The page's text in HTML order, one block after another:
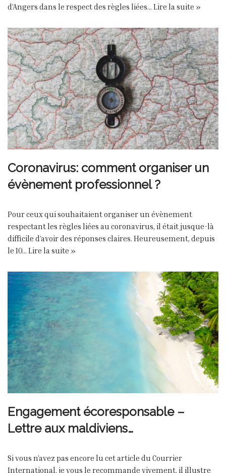
d’Angers dans le respect des règles liées… Lire la suite »
Coronavirus: comment organiser un
évènement professionnel ?
Pour ceux qui souhaitaient organiser un évènement
respectant les règles liées au coronavirus, il était jusque-là
difficile d’avoir des réponses claires. Heureusement, depuis
le 10… Lire la suite »
Engagement écoresponsable –
Lettre aux maldiviens…
Si vous n’avez pas encore lu cet article du Courrier
International, je vous le recommande vivement, il illustre